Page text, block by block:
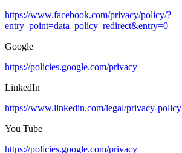
https://www.facebook.com/privacy/policy/?
entry_point=data_policy_redirect&entry=0
Google
https://policies.google.com/privacy
LinkedIn
https://www.linkedin.com/legal/privacy-policy
You Tube
https://policies.google.com/privacy